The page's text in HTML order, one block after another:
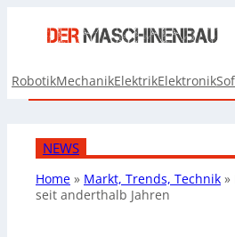
RobotikMechanikElektrikElektronik
NEWS
Home » Markt, Trends, Technik »
seit anderthalb Jahren